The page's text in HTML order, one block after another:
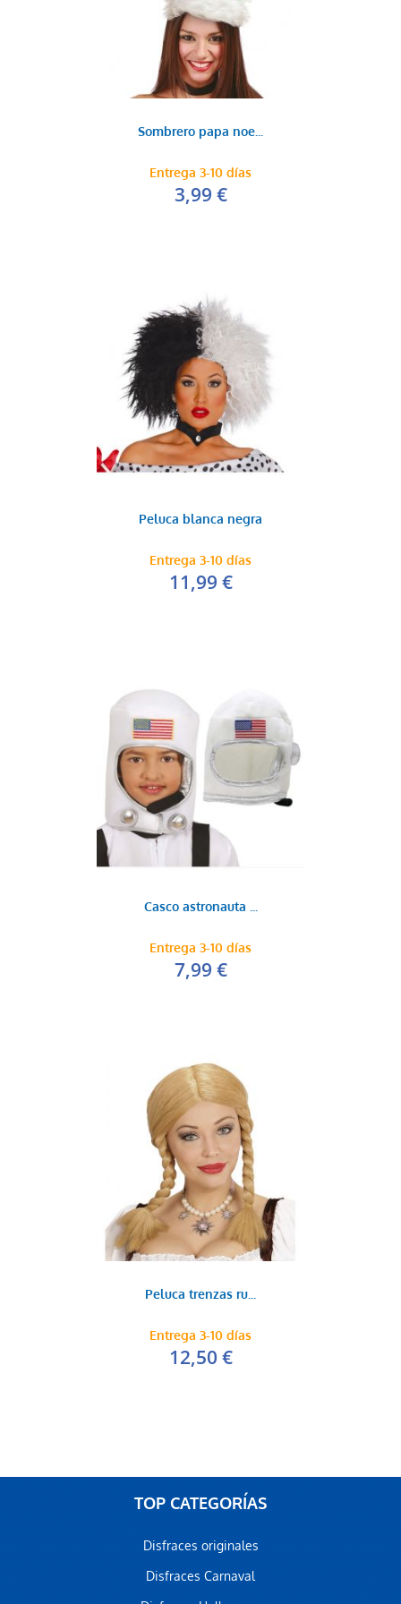
Sombrero papa noe...
Entrega 3-10 días
3,99 €
Peluca blanca negra
Entrega 3-10 días
11,99 €
Casco astronauta ...
Entrega 3-10 días
7,99 €
Peluca trenzas ru...
Entrega 3-10 días
12,50 €
TOP CATEGORÍAS
Disfraces originales
Disfraces Carnaval